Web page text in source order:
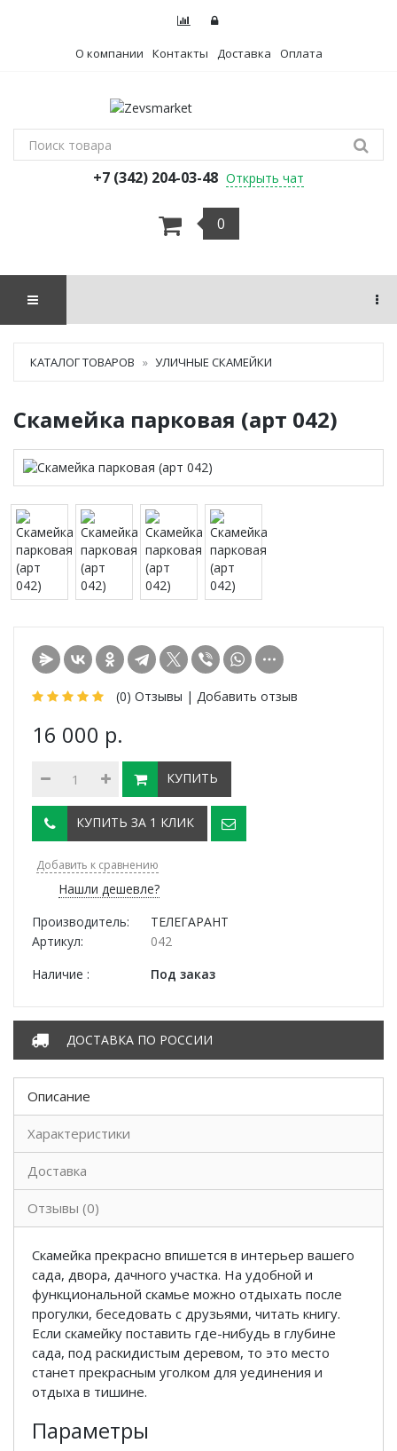
О компании Контакты Доставка Оплата
+7 (342) 204-03-48 Открыть чат
0
КАТАЛОГ ТОВАРОВ УЛИЧНЫЕ СКАМЕЙКИ
Скамейка парковая (арт 042)
(0) Отзывы | Добавить отзыв
16 000 р.
КУПИТЬ
КУПИТЬ ЗА 1 КЛИК
Добавить к сравнению
Нашли дешевле?
Производитель:
ТЕЛЕГАРАНТ
Артикул:
042
Наличие :
Под заказ
ДОСТАВКА ПО РОССИИ
Описание
Характеристики
Доставка
Отзывы (0)
Скамейка прекрасно впишется в интерьер вашего
сада, двора, дачного участка. На удобной и
функциональной скамье можно отдыхать после
прогулки, беседовать с друзьями, читать книгу.
Если скамейку поставить где-нибудь в глубине
сада, под раскидистым деревом, то это место
станет прекрасным уголком для уединения и
отдыха в тишине.
Параметры